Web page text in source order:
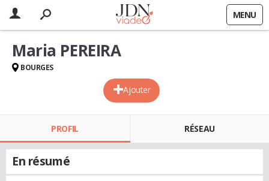
MENU
Ajouter
Maria PEREIRA
BOURGES
PROFIL RÉSEAU
En résumé